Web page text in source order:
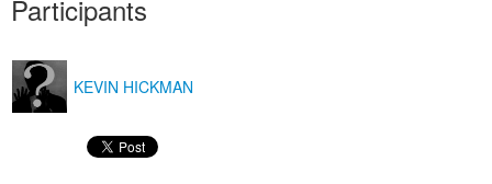
Participants
KEVIN HICKMAN